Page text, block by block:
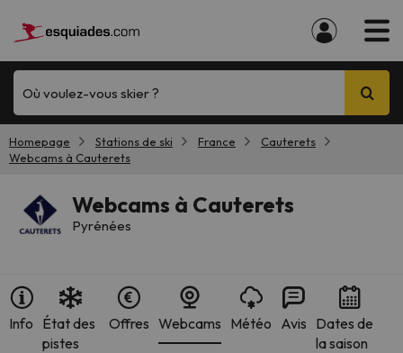
Où voulez-vous skier ?
Homepage Stations de ski France
Cauterets
Webcams à Cauterets
Webcams à Cauterets
Pyrénées
Info État des
pistes
Offres Webcams Météo Avis Dates de
la saison